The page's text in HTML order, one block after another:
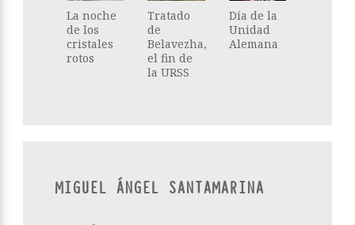
La noche
de los
cristales
rotos
Tratado
de
Belavezha,
el fin de
la URSS
Día de la
Unidad
Alemana
MIGUEL ÁNGEL SANTAMARINA